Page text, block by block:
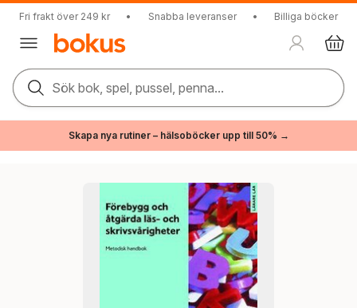
Fri frakt över 249 kr • Snabba leveranser • Billiga böcker
Sök bok, spel, pussel, penna...
Skapa nya rutiner – hälsoböcker upp till 50% →